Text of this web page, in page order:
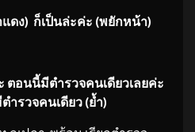
) ก็เป็นล่ะค่ะ (พยักหน้า)
นี้มีตำรวจคนเดียวเลยค่ะ
รวจคนเดียว (ย้ำ)